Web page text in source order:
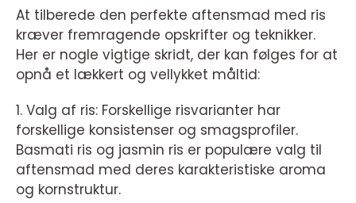
At tilberede den perfekte aftensmad med ris
kræver fremragende opskrifter og teknikker.
Her er nogle vigtige skridt, der kan følges for at
opnå et lækkert og vellykket måltid:
1. Valg af ris: Forskellige risvarianter har
forskellige konsistenser og smagsprofiler.
Basmati ris og jasmin ris er populære valg til
aftensmad med deres karakteristiske aroma
og kornstruktur.